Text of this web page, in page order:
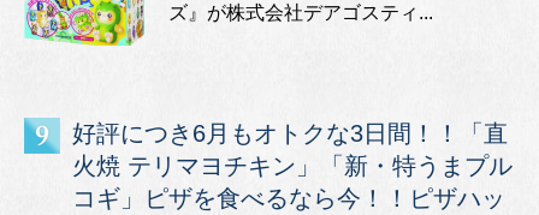
ズ』が株式会社デアゴスティ...
好評につき6月もオトクな3日間！！「直
火焼 テリマヨチキン」「新・特うまプル
コギ」ピザを食べるなら今！！ピザハッ